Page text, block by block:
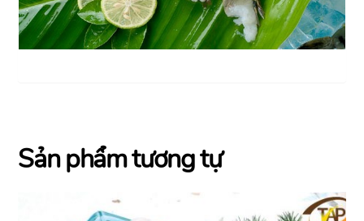
Sản phẩm tương tự